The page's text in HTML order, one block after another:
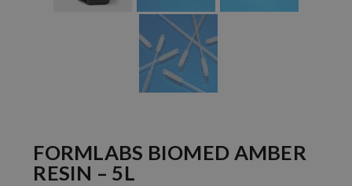
FORMLABS BIOMED AMBER
RESIN – 5L